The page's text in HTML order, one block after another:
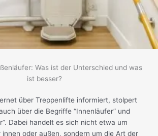
Was ist der Unterschied und was
ist besser?
über Treppenlifte informiert, stolpert
über die Begriffe “Innenläufer” und
Dabei handelt es sich nicht etwa um
oder außen, sondern um die Art der